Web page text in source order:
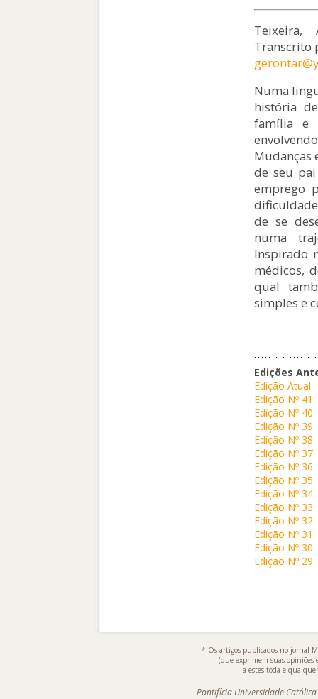
Teixeira,
Transcrito
Numa
história
família e
Mudanças
de seu
emprego
de se
numa
Inspirado
médicos,
qual
simples e
Edições
Edição Atual
Edição Nº 41
Edição Nº 40
Edição Nº 39
Edição Nº 38
Edição Nº 37
Edição Nº 36
Edição Nº 35
Edição Nº 34
Edição Nº 33
Edição Nº 32
Edição Nº 31
Edição Nº 30
Edição Nº 29
* Os artigos publicados no jornal
(que exprimem suas opiniões
a estes toda e
Pontifícia Universidade Católica